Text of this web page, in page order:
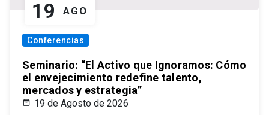
19 AGO
Conferencias
Seminario: “El Activo que Ignoramos: Cómo
el envejecimiento redefine talento,
mercados y estrategia”
19 de Agosto de 2026